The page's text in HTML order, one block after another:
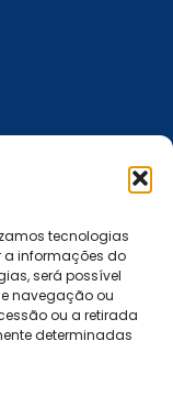
tecnologias
a informações do
será possível
navegação ou
ou a retirada
determinadas